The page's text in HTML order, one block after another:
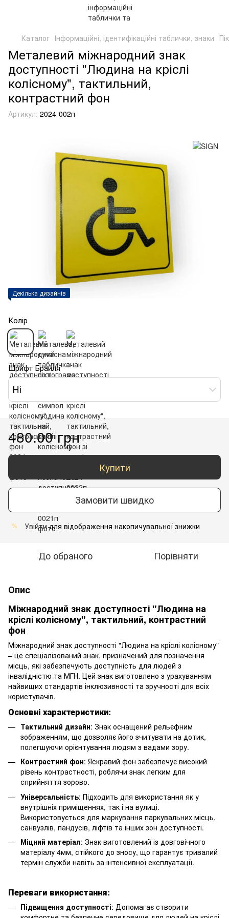
Каталог Інформаційні, ідентифікаційні таблички, знаки
Металевий міжнародний знак
доступності "Людина на кріслі
колісному", тактильний,
контрастний фон
Артикул: 2024-002п
Декілька дизайнів
Колір
Шрифт Брайля
Ні
480.00 грн
Купити
Замовити швидко
% Увійтидля відображення накопичувальної знижки
До обраного Порівняти
Опис
Міжнародний знак доступності "Людина на
кріслі колісному", тактильний, контрастний
фон
Міжнародний знак доступності "Людина на кріслі колісному"
– це спеціалізований знак, призначений для позначення
місць, які забезпечують доступність для людей з
інвалідністю та МГН. Цей знак виготовлено з урахуванням
найвищих стандартів інклюзивності та зручності для всіх
користувачів.
Основні характеристики:
Тактильний дизайн: Знак оснащений рельєфним
зображенням, що дозволяє його зчитувати на дотик,
полегшуючи орієнтування людям з вадами зору.
Контрастний фон: Яскравий фон забезпечує високий
рівень контрастності, роблячи знак легким для
сприйняття зорово.
Універсальність: Підходить для використання як у
внутрішніх приміщеннях, так і на вулиці.
Використовується для маркування паркувальних місць,
санвузлів, пандусів, ліфтів та інших зон доступності.
Міцний матеріал: Знак виготовлений із довговічного
матеріалу 4мм, стійкого до зносу, що гарантує тривалий
термін служби навіть за інтенсивної експлуатації.
Переваги використання:
Підвищення доступності: Допомагає створити